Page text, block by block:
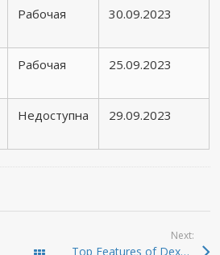
Рабочая 30.09.2023
Рабочая 25.09.2023
Недоступна 29.09.2023
Next:
Top Features of Dexscreener: Your Ultimate DEX Scanner Guide